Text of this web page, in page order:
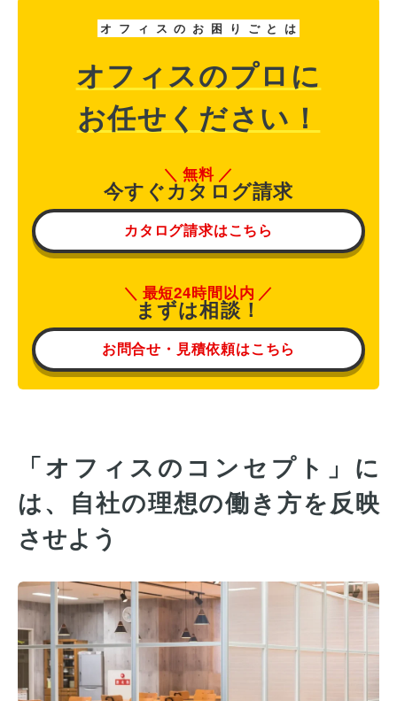
オ フ ィ ス の お 困 り ご と は
オフィスのプロに
お任せください！
無料
今すぐカタログ請求
カタログ請求はこちら
最短24時間以内
まずは相談！
お問合せ・見積依頼はこちら
「オフィスのコンセプト」に
は、自社の理想の働き方を反映
させよう